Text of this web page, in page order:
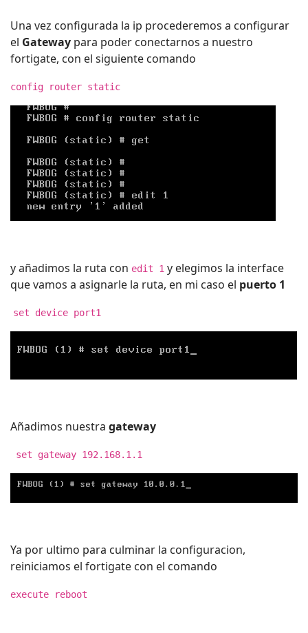
Una vez configurada la ip procederemos a configurar
el Gateway para poder conectarnos a nuestro
fortigate, con el siguiente comando
config router static
y añadimos la ruta con edit 1 y elegimos la interface
que vamos a asignarle la ruta, en mi caso el puerto 1
set device port1
Añadimos nuestra gateway
set gateway 192.168.1.1
Ya por ultimo para culminar la configuracion,
reiniciamos el fortigate con el comando
execute reboot